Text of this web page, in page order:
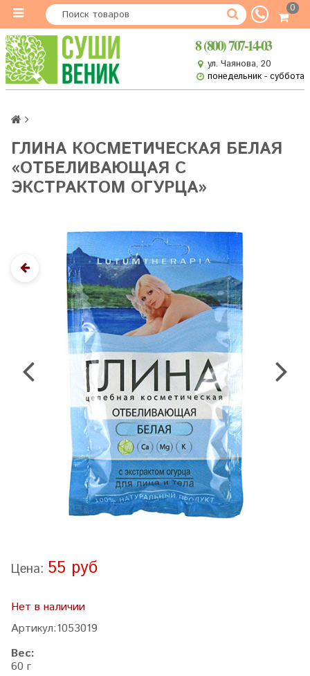
0
8 (800) 707-14-03
ул. Чаянова, 20
понедельник - суббота
ГЛИНА КОСМЕТИЧЕСКАЯ БЕЛАЯ
«ОТБЕЛИВАЮЩАЯ С
ЭКСТРАКТОМ ОГУРЦА»
Цена: 55 руб
Нет в наличии
Артикул:1053019
Вес:
60 г